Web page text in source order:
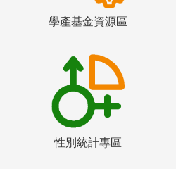
學產基金資源區
性別統計專區